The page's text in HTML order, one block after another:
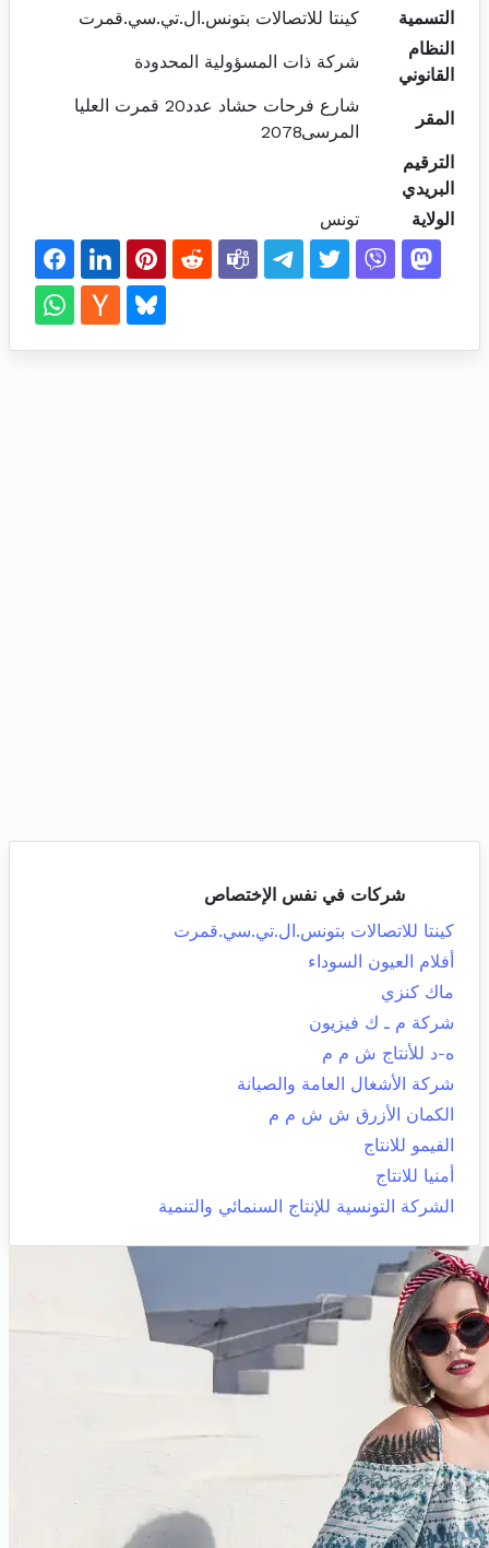
التسمية
كينتا للاتصالات بتونس.ال.تي.سي.قمرت
النظام
القانوني
شركة ذات المسؤولية المحدودة
المقر
شارع فرحات حشاد عدد20 قمرت العليا
المرسى2078
الترقيم
البريدي
الولاية
تونس
شركات في نفس الإختصاص
كينتا للاتصالات بتونس.ال.تي.سي.قمرت
أفلام العيون السوداء
ماك كنزي
شركة م ـ ك فيزيون
ه-د للأنتاج ش م م
شركة الأشغال العامة والصيانة
الكمان الأزرق ش ش م م
الفيمو للانتاج
أمنيا للانتاج
الشركة التونسية للإنتاج السنمائي والتنمية